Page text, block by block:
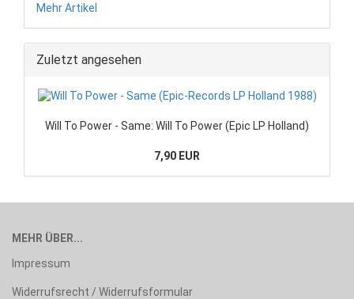
Mehr Artikel
Zuletzt angesehen
Will To Power - Same: Will To Power (Epic LP Holland)
7,90 EUR
MEHR ÜBER...
Impressum
Widerrufsrecht / Widerrufsformular